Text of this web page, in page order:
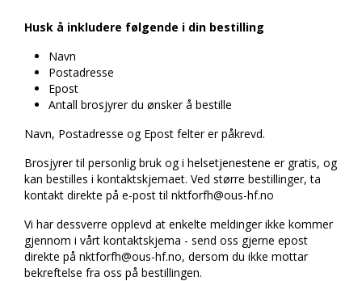
Husk å inkludere følgende i din bestilling
Navn
Postadresse
Epost
Antall brosjyrer du ønsker å bestille
Navn, Postadresse og Epost ­felter er påkrevd.
Brosjyrer til personlig bruk og i helsetjenestene er gratis, og
kan bestilles i kontaktskjemaet. Ved større bestillinger, ta
kontakt direkte på e-post til nktforfh@ous-hf.no
Vi har dessverre opplevd at enkelte meldinger ikke kommer
gjennom i vårt kontaktskjema - send oss gjerne epost
direkte på nktforfh@ous-hf.no, dersom du ikke mottar
bekreftelse fra oss på bestillingen.